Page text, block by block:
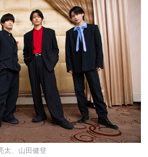
太、山田健登